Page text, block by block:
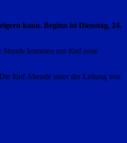
kann. Beginn ist Dienstag, 24.
kommen nur fünf neue
fünf Abende unter der Leitung von